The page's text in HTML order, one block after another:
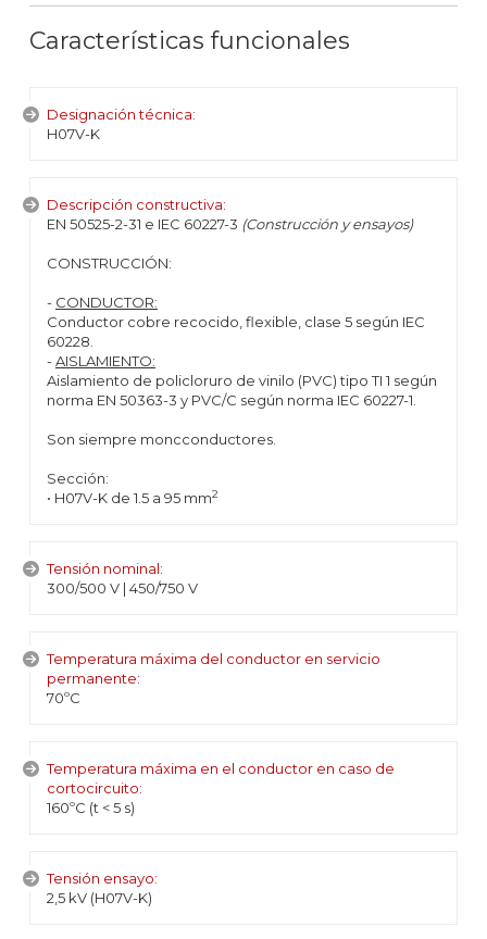
Características funcionales
Designación técnica:
H07V-K
Descripción constructiva:
EN 50525-2-31 e IEC 60227-3 (Construcción y ensayos)
CONSTRUCCIÓN:
- CONDUCTOR:
Conductor cobre recocido, flexible, clase 5 según IEC
60228.
-AISLAMIENTO:
Aislamiento de policloruro de vinilo (PVC) tipo TI 1 según
norma EN 50363-3 y PVC/C según norma IEC 60227-1.
Son siempre moncconductores.
Sección:
• H07V-K de 1.5 a 95 mm2
Tensión nominal:
300/500 V | 450/750 V
Temperatura máxima del conductor en servicio
permanente:
70ºC
Temperatura máxima en el conductor en caso de
cortocircuito:
160ºC (t < 5 s)
Tensión ensayo:
2,5 kV (H07V-K)